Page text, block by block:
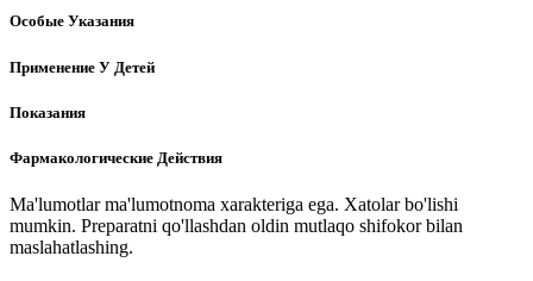
Особые Указания
Применение У Детей
Показания
Фармакологические Действия
Ma'lumotlar ma'lumotnoma xarakteriga ega. Xatolar bo'lishi
mumkin. Preparatni qo'llashdan oldin mutlaqo shifokor bilan
maslahatlashing.